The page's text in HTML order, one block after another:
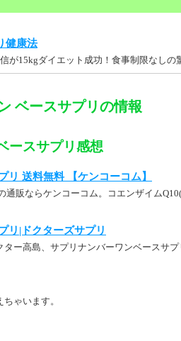
健康法
が15kgダイエット成功！食事制限なしの
ベースサプリの情報
ースサプリ感想
リ 送料無料 【ケンコーコム】
販ならケンコーコム。コエンザイム
リ|ドクターズサプリ
ー高島、サプリナンバーワンベースサ
ゃいます。